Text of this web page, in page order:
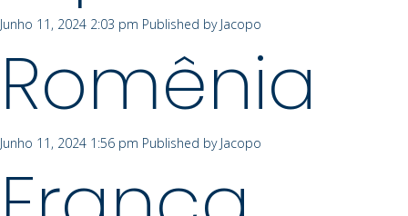
Junho 11, 2024 2:03 pm Published by Jacopo
Romênia
Junho 11, 2024 1:56 pm Published by Jacopo